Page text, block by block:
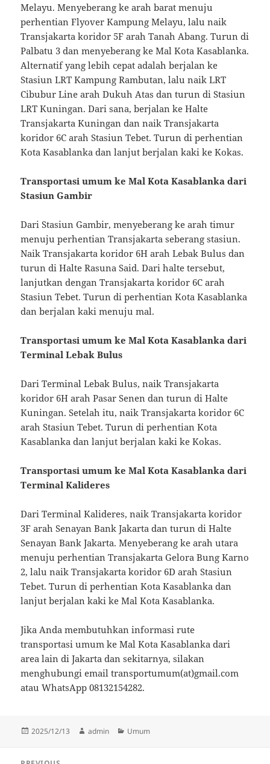
Melayu. Menyeberang ke arah barat menuju
perhentian Flyover Kampung Melayu, lalu naik
Transjakarta koridor 5F arah Tanah Abang. Turun di
Palbatu 3 dan menyeberang ke Mal Kota Kasablanka.
Alternatif yang lebih cepat adalah berjalan ke
Stasiun LRT Kampung Rambutan, lalu naik LRT
Cibubur Line arah Dukuh Atas dan turun di Stasiun
LRT Kuningan. Dari sana, berjalan ke Halte
Transjakarta Kuningan dan naik Transjakarta
koridor 6C arah Stasiun Tebet. Turun di perhentian
Kota Kasablanka dan lanjut berjalan kaki ke Kokas.
Transportasi umum ke Mal Kota Kasablanka dari
Stasiun Gambir
Dari Stasiun Gambir, menyeberang ke arah timur
menuju perhentian Transjakarta seberang stasiun.
Naik Transjakarta koridor 6H arah Lebak Bulus dan
turun di Halte Rasuna Said. Dari halte tersebut,
lanjutkan dengan Transjakarta koridor 6C arah
Stasiun Tebet. Turun di perhentian Kota Kasablanka
dan berjalan kaki menuju mal.
Transportasi umum ke Mal Kota Kasablanka dari
Terminal Lebak Bulus
Dari Terminal Lebak Bulus, naik Transjakarta
koridor 6H arah Pasar Senen dan turun di Halte
Kuningan. Setelah itu, naik Transjakarta koridor 6C
arah Stasiun Tebet. Turun di perhentian Kota
Kasablanka dan lanjut berjalan kaki ke Kokas.
Transportasi umum ke Mal Kota Kasablanka dari
Terminal Kalideres
Dari Terminal Kalideres, naik Transjakarta koridor
3F arah Senayan Bank Jakarta dan turun di Halte
Senayan Bank Jakarta. Menyeberang ke arah utara
menuju perhentian Transjakarta Gelora Bung Karno
2, lalu naik Transjakarta koridor 6D arah Stasiun
Tebet. Turun di perhentian Kota Kasablanka dan
lanjut berjalan kaki ke Mal Kota Kasablanka.
Jika Anda membutuhkan informasi rute
transportasi umum ke Mal Kota Kasablanka dari
area lain di Jakarta dan sekitarnya, silakan
menghubungi email transportumum(at)gmail.com
atau WhatsApp 08132154282.
Posted
2025/12/13 Author
admin Categories
Umum